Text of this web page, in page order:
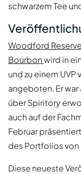
schwarzem Tee
Woodford
Bourbonwird in
und zu einem UVP
angeboten. Er war
über Spiritory
auch auf der
Februar
des Portfolios
Diese neueste